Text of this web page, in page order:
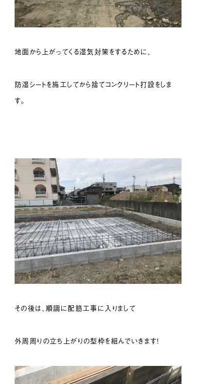
地面から上がってくる湿気対策をするために、
防湿シートを施工してから捨てコンクリート打設をしま
す。
その後は、順調に配筋工事に入りまして
外周周りの立ち上がりの型枠を組んでいきます！